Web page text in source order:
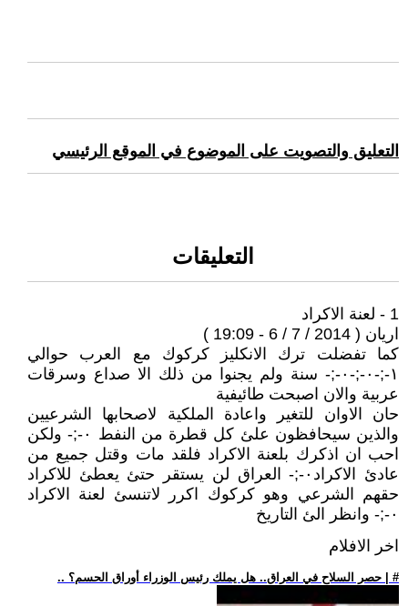
التعليق والتصويت على الموضوع في الموقع الرئيسي
التعليقات
1 - لعنة الاكراد
اريان ( 2014 / 7 / 6 - 19:09 )
كما تفضلت ترك الانكليز كركوك مع العرب حوالي
١-;-٠-;-٠-;- سنة ولم يجنوا من ذلك الا صداع وسرقات
عربية والان اصبحت طائيفية
حان الاوان للتغير واعادة الملكية لاصحابها الشرعيين
والذين سيحافظون علئ كل قطرة من النفط ٠-;- ولكن
احب ان اذكرك بلعنة الاكراد فلقد مات وقتل جميع من
عادئ الاكراد٠-;- العراق لن يستقر حتئ يعطئ للاكراد
حقهم الشرعي وهو كركوك اكرر لاتنسئ لعنة الاكراد
٠-;- وانظر الئ التاريخ
اخر الافلام
.. حصر السلاح في العراق.. هل يملك رئيس الوزراء أوراق الحسم؟ | #